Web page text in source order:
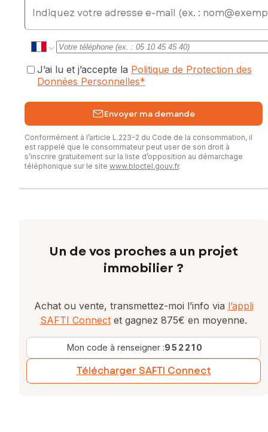
J’ai lu et j’accepte la Politique de Protection des
Données Personnelles*
Envoyer ma demande
Conformément à l’article L.223-2 du Code de la consommation, il
est rappelé que le consommateur peut user de son droit à
s’inscrire gratuitement sur la liste d’opposition au démarchage
téléphonique sur le site www.bloctel.gouv.fr.
Un de vos proches a un projet
immobilier ?
Achat ou vente, transmettez-moi l’info via l’appli
SAFTI Connect et gagnez 875€ en moyenne.
Mon code à renseigner :952210
Télécharger SAFTI Connect